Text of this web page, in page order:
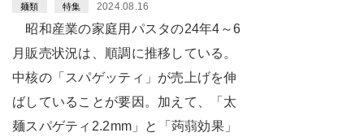
麺類 特集 2024.08.16
昭和産業の家庭用パスタの24年4～6
月販売状況は、順調に推移している。
中核の「スパゲッティ」が売上げを伸
ばしていることが要因。加えて、「太
麺スパゲティ2.2mm」と「蒟蒻効果」